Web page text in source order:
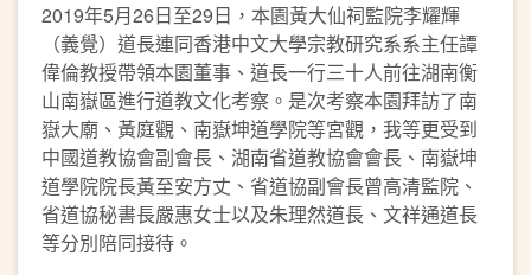
2019年5月26日至29日，本園黃大仙祠監院李耀輝
（義覺）道長連同香港中文大學宗教研究系系主任譚
偉倫教授帶領本園董事、道長一行三十人前往湖南衡
山南嶽區進行道教文化考察。是次考察本園拜訪了南
嶽大廟、黃庭觀、南嶽坤道學院等宮觀，我等更受到
中國道教協會副會長、湖南省道教協會會長、南嶽坤
道學院院長黃至安方丈、省道協副會長曾高清監院、
省道協秘書長嚴惠女士以及朱理然道長、文祥通道長
等分別陪同接待。